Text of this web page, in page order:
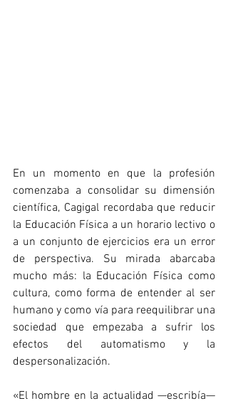
En un momento en que la profesión
comenzaba a consolidar su dimensión
científica, Cagigal recordaba que reducir
la Educación Física a un horario lectivo o
a un conjunto de ejercicios era un error
de perspectiva. Su mirada abarcaba
mucho más: la Educación Física como
cultura, como forma de entender al ser
humano y como vía para reequilibrar una
sociedad que empezaba a sufrir los
efectos del automatismo y la
despersonalización.
«El hombre en la actualidad —escribía—